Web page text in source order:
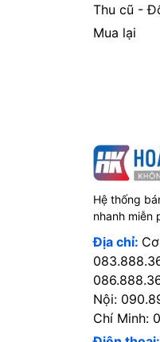
Thu cũ -
Mua lại
Hệ thống
nhanh miễn
Địa chỉ:
Nội:
Chí Minh: